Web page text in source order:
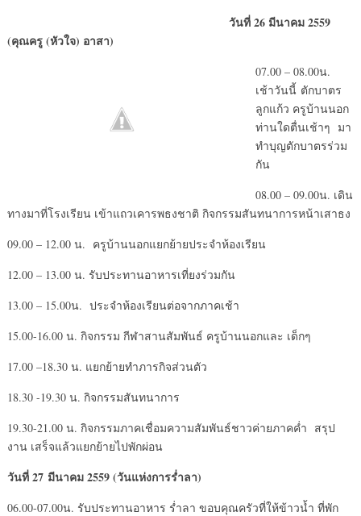
วันที่ 26 มีนาคม 2559
(คุณครู (หัวใจ) อาสา)
07.00 – 08.00น.
เช้าวันนี้ ตักบาตร
ลูกแก้ว ครูบ้านนอก
ท่านใดตื่นเช้าๆ มา
ทำบุญตักบาตรร่วม
กัน
08.00 – 09.00น. เดิน
ทางมาที่โรงเรียน เข้าแถวเคารพธงชาติ กิจกรรมสันทนาการหน้าเสาธง
09.00 – 12.00 น. ครูบ้านนอกแยกย้ายประจำห้องเรียน
12.00 – 13.00 น. รับประทานอาหารเที่ยงร่วมกัน
13.00 – 15.00น. ประจำห้องเรียนต่อจากภาคเช้า
15.00-16.00 น. กิจกรรม กีฬาสานสัมพันธ์ ครูบ้านนอกและ เด็กๆ
17.00 –18.30 น. แยกย้ายทำภารกิจส่วนตัว
18.30 -19.30 น. กิจกรรมสันทนาการ
19.30-21.00 น. กิจกรรมภาคเชื่อมความสัมพันธ์ชาวค่ายภาคค่ำ สรุป
งาน เสร็จแล้วแยกย้ายไปพักผ่อน
วันที่ 27 มีนาคม 2559 (วันแห่งการร่ำลา)
06.00-07.00น. รับประทานอาหาร ร่ำลา ขอบคุณครัวที่ให้ข้าวน้ำ ที่พัก